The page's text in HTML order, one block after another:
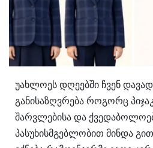
უახლოეს დღეებში ჩვენ
განისაზღვრება როგორც
შარვლებისა და
პასუხისმგებლობით მინდა